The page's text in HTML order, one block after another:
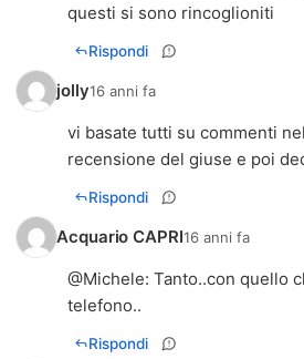
questi si sono rincoglioniti
Rispondi
jolly16 anni fa
vi basate tutti su commenti
recensione del giuse e poi
Rispondi
Acquario CAPRI16 anni fa
@Michele: Tanto..con quello
telefono..
Rispondi